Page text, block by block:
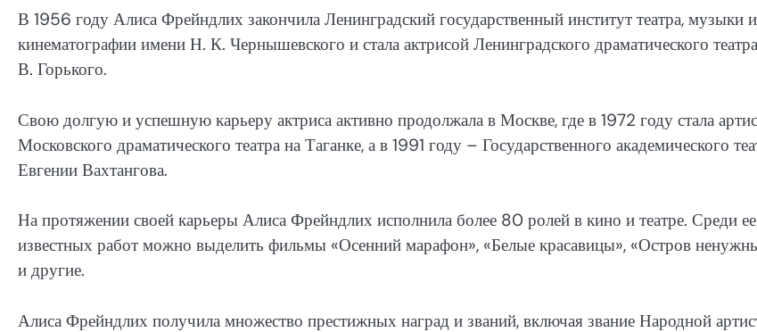
В 1956 году Алиса Фрейндлих закончила Ленинградский государственный институт театра, музыки и
кинематографии имени Н. К. Чернышевского и стала актрисой Ленинградского драматического
В. Горького.
Свою долгую и успешную карьеру актриса активно продолжала в Москве, где в 1972 году стала
Московского драматического театра на Таганке, а в 1991 году – Государственного академического
Евгении Вахтангова.
На протяжении своей карьеры Алиса Фрейндлих исполнила более 80 ролей в кино и театре. Среди ее
известных работ можно выделить фильмы «Осенний марафон», «Белые красавицы», «Остров
и другие.
Алиса Фрейндлих получила множество престижных наград и званий, включая звание Народной